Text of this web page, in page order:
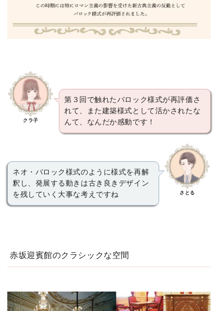
クラ子
第３回で触れたバロック様式が再評価さ
れて、また建築様式として活かされたな
んて、なんだか感動です！
ネオ・バロック様式のように様式を再解
釈し、発展する動きは古き良きデザイン
を残していく大事な考えですね
さとる
赤坂迎賓館のクラシックな空間